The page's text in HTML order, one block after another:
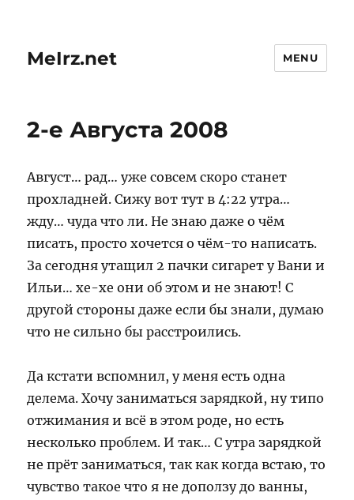
MeIrz.net MENU
2-е Августа 2008
Август… рад… уже совсем скоро станет
прохладней. Сижу вот тут в 4:22 утра…
жду… чуда что ли. Не знаю даже о чём
писать, просто хочется о чём-то написать.
За сегодня утащил 2 пачки сигарет у Вани и
Ильи… хе-хе они об этом и не знают! С
другой стороны даже если бы знали, думаю
что не сильно бы расстроились.
Да кстати вспомнил, у меня есть одна
делема. Хочу заниматься зарядкой, ну типо
отжимания и всё в этом роде, но есть
несколько проблем. И так… С утра зарядкой
не прёт заниматься, так как когда встаю, то
чувство такое что я не доползу до ванны,